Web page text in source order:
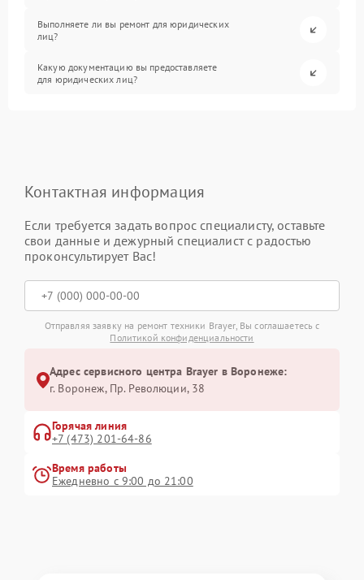
Выполняете ли вы ремонт для юридических
лиц?
Какую документацию вы предоставляете
для юридических лиц?
Контактная информация
Если требуется задать вопрос специалисту, оставьте
свои данные и дежурный специалист с радостью
проконсультирует Вас!
Отправляя заявку на ремонт техники Brayer, Вы соглашаетесь с
Политикой конфиденциальности
Адрес сервисного центра Brayer в Воронеже:
г. Воронеж, Пр. Революции, 38
Горячая линия
+7 (473) 201-64-86
Время работы
Ежедневно с 9:00 до 21:00